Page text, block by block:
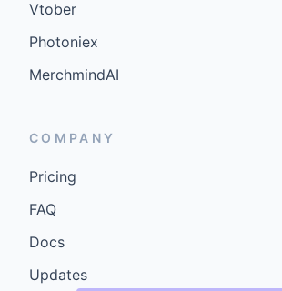
Vtober
Photoniex
MerchmindAI
COMPANY
Pricing
FAQ
Docs
Updates